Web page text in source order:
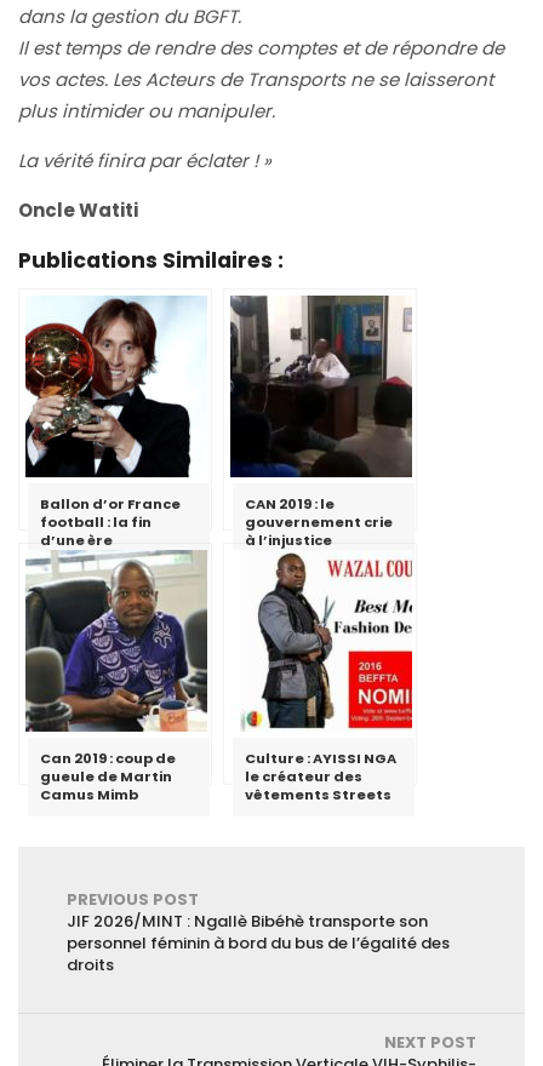
dans la gestion du BGFT.
Il est temps de rendre des comptes et de répondre de
vos actes. Les Acteurs de Transports ne se laisseront
plus intimider ou manipuler.
La vérité finira par éclater ! »
Oncle Watiti
Publications Similaires :
Ballon d’or France
football : la fin
d’une ère
CAN 2019 : le
gouvernement crie
à l’injustice
Can 2019 : coup de
gueule de Martin
Camus Mimb
Culture : AYISSI NGA
le créateur des
vêtements Streets
PREVIOUS POST
JIF 2026/MINT : Ngallè Bibéhè transporte son
personnel féminin à bord du bus de l’égalité des
droits
NEXT POST